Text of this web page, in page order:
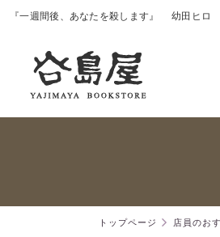
『一週間後、あなたを殺します』 幼田ヒ
トップページ 店員のお